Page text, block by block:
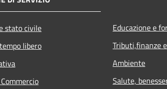
stato civile
libero
Educazione e
Tributi,finanze
Ambiente
Salute,